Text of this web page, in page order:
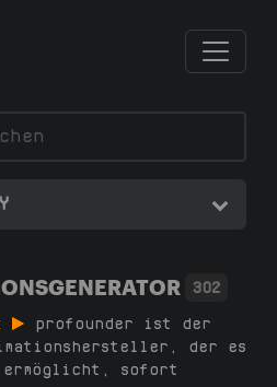
302
profounder ist der
der es
sofort